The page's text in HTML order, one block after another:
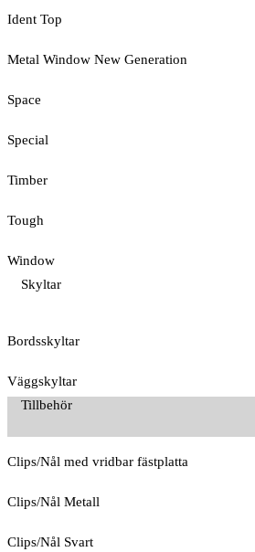
Ident Top
Metal Window New Generation
Space
Special
Timber
Tough
Window
Skyltar
Bordsskyltar
Väggskyltar
Tillbehör
Clips/Nål med vridbar fästplatta
Clips/Nål Metall
Clips/Nål Svart